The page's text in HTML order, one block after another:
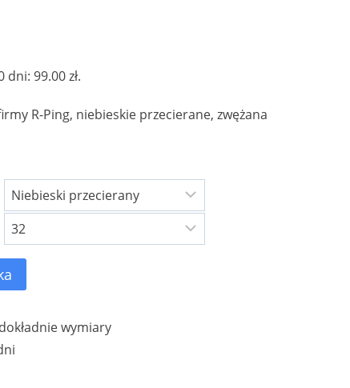
dni:99.00zł.
R-Ping, niebieskie przecierane, zwężana
wymiary